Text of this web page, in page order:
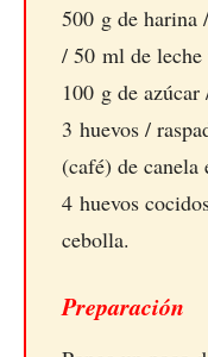
500 g de harina
/ 50 ml de
100 g de
3 huevos /
(café) de
4 huevos
cebolla.
Preparación